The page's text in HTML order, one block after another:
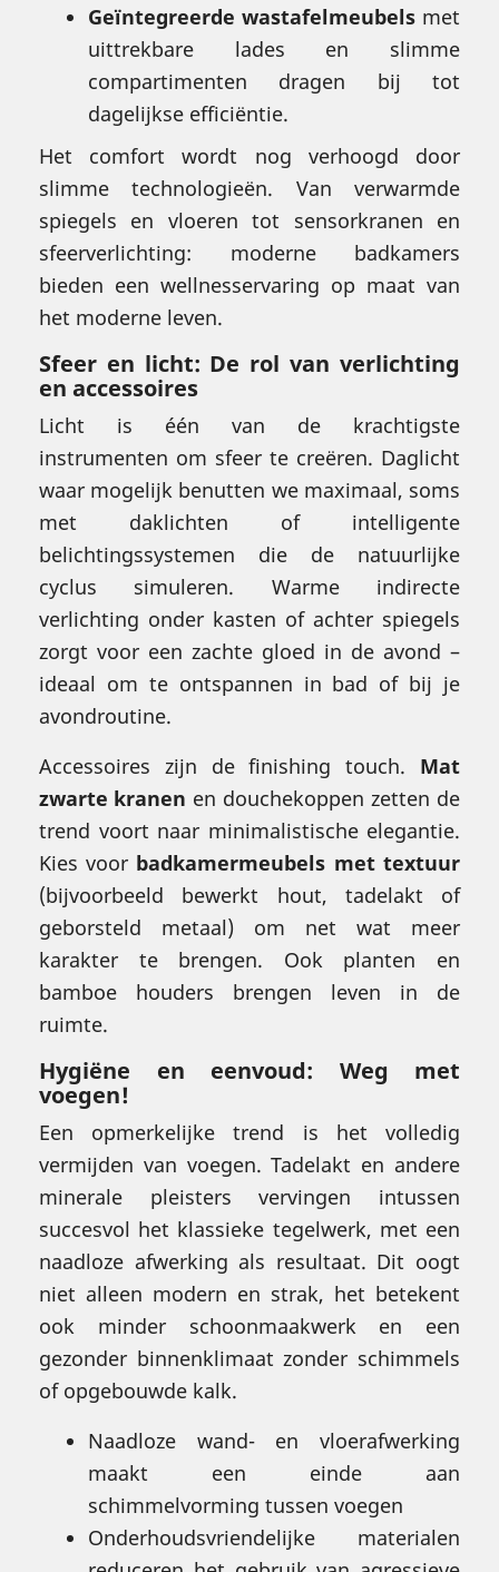
Geïntegreerde wastafelmeubels met
uittrekbare lades en slimme
compartimenten dragen bij tot
dagelijkse efficiëntie.
Het comfort wordt nog verhoogd door
slimme technologieën. Van verwarmde
spiegels en vloeren tot sensorkranen en
sfeerverlichting: moderne badkamers
bieden een wellnesservaring op maat van
het moderne leven.
Sfeer en licht: De rol van verlichting
en accessoires
Licht is één van de krachtigste
instrumenten om sfeer te creëren. Daglicht
waar mogelijk benutten we maximaal, soms
met daklichten of intelligente
belichtingssystemen die de natuurlijke
cyclus simuleren. Warme indirecte
verlichting onder kasten of achter spiegels
zorgt voor een zachte gloed in de avond –
ideaal om te ontspannen in bad of bij je
avondroutine.
Accessoires zijn de finishing touch. Mat
zwarte kranen en douchekoppen zetten de
trend voort naar minimalistische elegantie.
Kies voor badkamermeubels met textuur
(bijvoorbeeld bewerkt hout, tadelakt of
geborsteld metaal) om net wat meer
karakter te brengen. Ook planten en
bamboe houders brengen leven in de
ruimte.
Hygiëne en eenvoud: Weg met
voegen!
Een opmerkelijke trend is het volledig
vermijden van voegen. Tadelakt en andere
minerale pleisters vervingen intussen
succesvol het klassieke tegelwerk, met een
naadloze afwerking als resultaat. Dit oogt
niet alleen modern en strak, het betekent
ook minder schoonmaakwerk en een
gezonder binnenklimaat zonder schimmels
of opgebouwde kalk.
Naadloze wand- en vloerafwerking
maakt een einde aan
schimmelvorming tussen voegen
Onderhoudsvriendelijke materialen